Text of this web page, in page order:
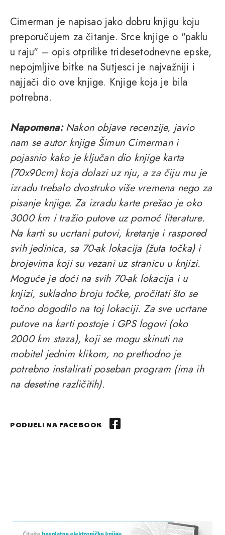
Cimerman je napisao jako dobru knjigu koju
preporučujem za čitanje. Srce knjige o "paklu
u raju" – opis otprilike tridesetodnevne epske,
nepojmljive bitke na Sutjesci je najvažniji i
najjači dio ove knjige. Knjige koja je bila
potrebna.
Napomena:Nakon objave recenzije, javio
nam se autor knjige Šimun Cimerman i
pojasnio kako je ključan dio knjige karta
(70x90cm) koja dolazi uz nju, a za čiju mu je
izradu trebalo dvostruko više vremena nego za
pisanje knjige. Za izradu karte prešao je oko
3000 km i tražio putove uz pomoć literature.
Na karti su ucrtani putovi, kretanje i raspored
svih jedinica, sa 70-ak lokacija (žuta točka) i
brojevima koji su vezani uz stranicu u knjizi.
Moguće je doći na svih 70-ak lokacija i u
knjizi, sukladno broju točke, pročitati što se
točno dogodilo na toj lokaciji. Za sve ucrtane
putove na karti postoje i GPS logovi (oko
2000 km staza), koji se mogu skinuti na
mobitel jednim klikom, no prethodno je
potrebno instalirati poseban program (ima ih
na desetine različitih).
PODIJELI NA FACEBOOK